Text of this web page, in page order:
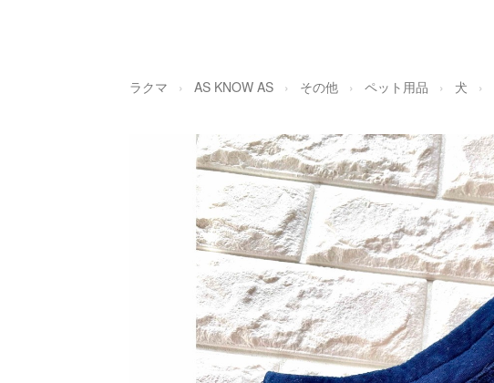
ラクマ AS KNOW AS その他 ペット用品 犬